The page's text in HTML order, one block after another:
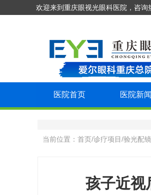
欢迎来到重庆眼视光眼科医院，咨
医院首页 医院新闻
当前位置： 首页/诊疗项目/验光配镜
孩子近视